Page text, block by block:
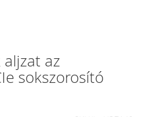
az
sokszorosító